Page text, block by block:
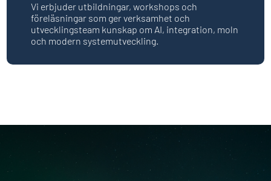
Vi erbjuder utbildningar, workshops och
föreläsningar som ger verksamhet och
utvecklingsteam kunskap om AI, integration, moln
och modern systemutveckling.